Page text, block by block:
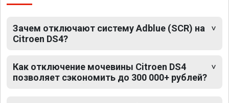
Зачем отключают систему Adblue (SCR) на
Citroen DS4?
Как отключение мочевины Citroen DS4
позволяет сэкономить до 300 000+ рублей?